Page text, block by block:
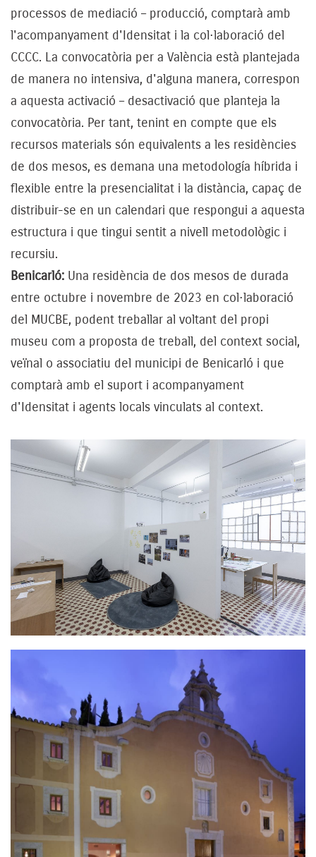
processos de mediació – producció, comptarà amb
l'acompanyament d'Idensitat i la col·laboració del
CCCC. La convocatòria per a València està plantejada
de manera no intensiva, d'alguna manera, correspon
a aquesta activació – desactivació que planteja la
convocatòria. Per tant, tenint en compte que els
recursos materials són equivalents a les residències
de dos mesos, es demana una metodología híbrida i
flexible entre la presencialitat i la distància, capaç de
distribuir-se en un calendari que respongui a aquesta
estructura i que tingui sentit a nivell metodològic i
recursiu.
Benicarló: Una residència de dos mesos de durada
entre octubre i novembre de 2023 en col·laboració
del MUCBE, podent treballar al voltant del propi
museu com a proposta de treball, del context social,
veïnal o associatiu del municipi de Benicarló i que
comptarà amb el suport i acompanyament
d'Idensitat i agents locals vinculats al context.